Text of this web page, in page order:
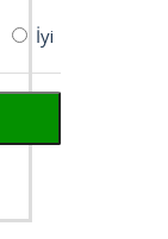
İyi